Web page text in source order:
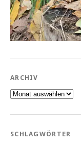
ARCHIV
Archiv
SCHLAGWÖRTER